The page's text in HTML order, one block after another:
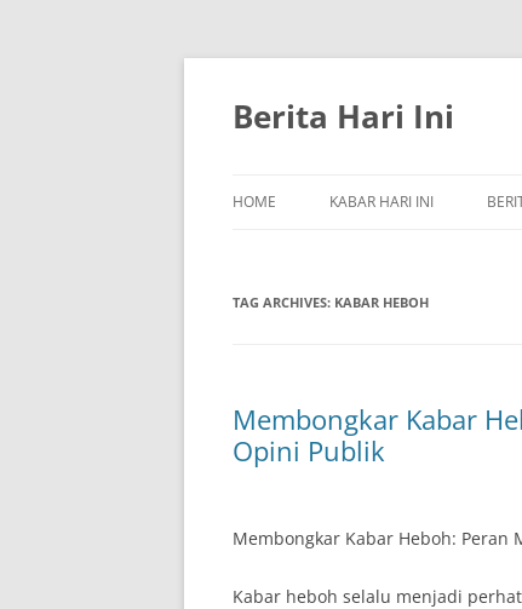
Skip
content
Berita Hari Ini
HOME KABAR HARI INI
TAG ARCHIVES: KABAR HEBOH
Membongkar Kabar
Opini Publik
Membongkar Kabar Heboh:
Kabar heboh selalu menjadi